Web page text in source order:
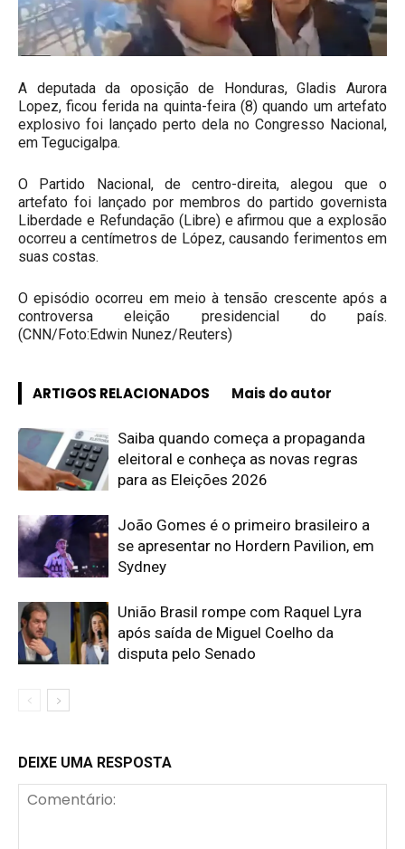
A deputada da oposição de Honduras, Gladis Aurora
Lopez, ficou ferida na quinta-feira (8) quando um artefato
explosivo foi lançado perto dela no Congresso Nacional,
em Tegucigalpa.
O Partido Nacional, de centro-direita, alegou que o
artefato foi lançado por membros do partido governista
Liberdade e Refundação (Libre) e afirmou que a explosão
ocorreu a centímetros de López, causando ferimentos em
suas costas.
O episódio ocorreu em meio à tensão crescente após a
controversa eleição presidencial do país.
(CNN/Foto:Edwin Nunez/Reuters)
ARTIGOS RELACIONADOS Mais do autor
Saiba quando começa a propaganda
eleitoral e conheça as novas regras
para as Eleições 2026
João Gomes é o primeiro brasileiro a
se apresentar no Hordern Pavilion, em
Sydney
União Brasil rompe com Raquel Lyra
após saída de Miguel Coelho da
disputa pelo Senado
DEIXE UMA RESPOSTA